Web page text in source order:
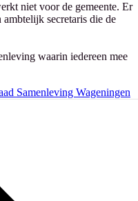
niet voor de gemeente. Er
secretaris die de
waarin iedereen mee
Samenleving Wageningen